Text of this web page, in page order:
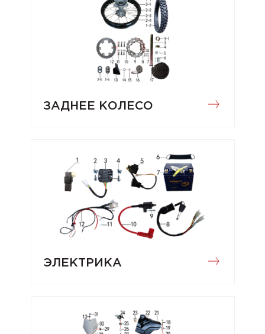
ЗАДНЕЕ КОЛЕСО
ЭЛЕКТРИКА